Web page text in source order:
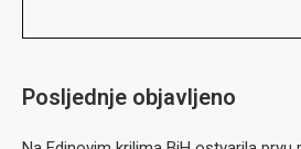
Posljednje objavljeno